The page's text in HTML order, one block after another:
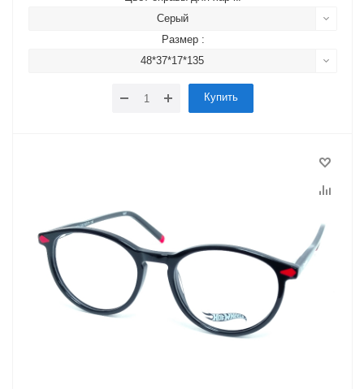
Серый
Размер :
48*37*17*135
Купить